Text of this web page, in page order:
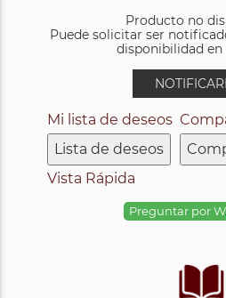
Producto no
Puede solicitar ser
disponibilidad en
Mi lista de deseos
Lista de deseos
Vista Rápida
Preguntar por